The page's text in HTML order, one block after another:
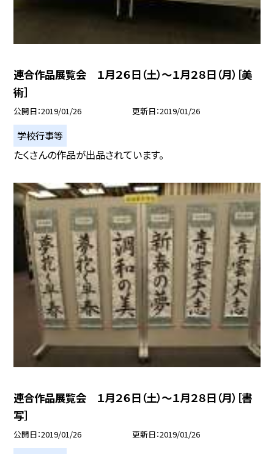
連合作品展覧会 １月２６日（土）〜１月２８日（月）［美
術］
公開日 2019/01/26 更新日 2019/01/26
学校行事等
たくさんの作品が出品されています。
連合作品展覧会 １月２６日（土）〜１月２８日（月）［書
写］
公開日 2019/01/26 更新日 2019/01/26